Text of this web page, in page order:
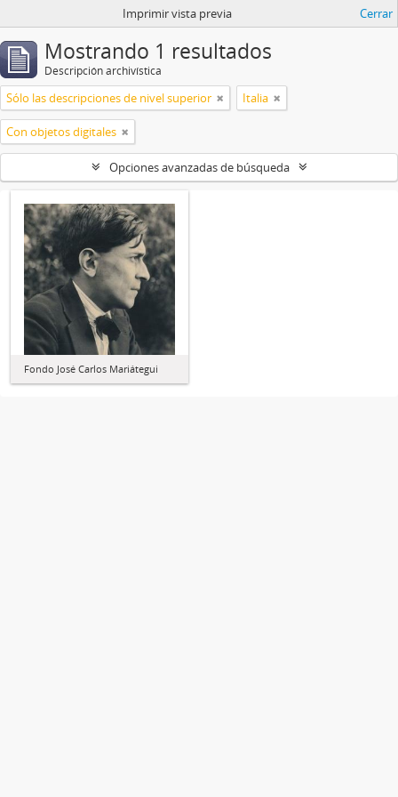
Imprimir vista previa Cerrar
Mostrando 1 resultados
Descripción archivística
Sólo las descripciones de nivel superior Italia
Con objetos digitales
Opciones avanzadas de búsqueda
Fondo José Carlos Mariátegui